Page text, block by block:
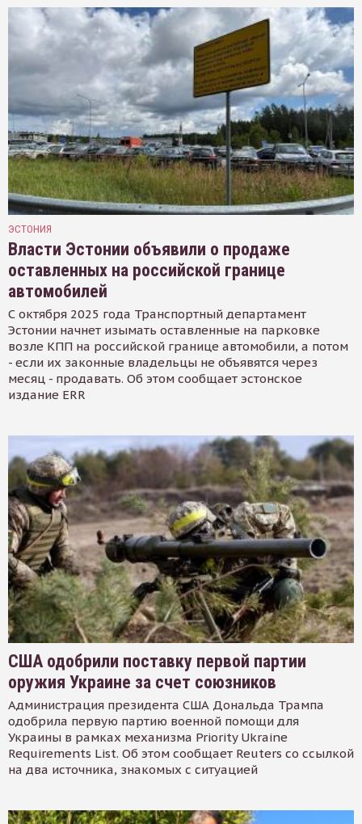
ЭСТОНИЯ
Власти Эстонии объявили о продаже
оставленных на российской границе
автомобилей
С октября 2025 года Транспортный департамент
Эстонии начнет изымать оставленные на парковке
возле КПП на российской границе автомобили, а потом
- если их законные владельцы не объявятся через
месяц - продавать. Об этом сообщает эстонское
издание ERR
США одобрили поставку первой партии
оружия Украине за счет союзников
Администрация президента США Дональда Трампа
одобрила первую партию военной помощи для
Украины в рамках механизма Priority Ukraine
Requirements List. Об этом сообщает Reuters со ссылкой
на два источника, знакомых с ситуацией